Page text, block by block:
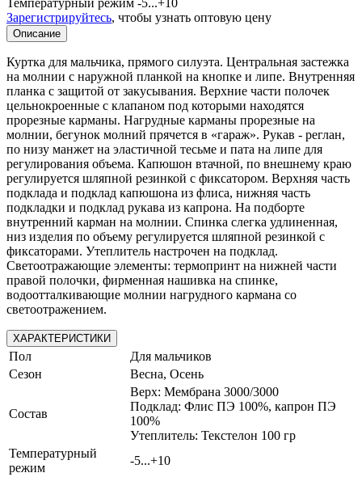
Зарегистрируйтесь, чтобы узнать оптовую цену
Описание
Куртка для мальчика, прямого силуэта. Центральная застежка
на молнии с наружной планкой на кнопке и липе. Внутренняя
планка с защитой от закусывания. Верхние части полочек
цельнокроенные с клапаном под которыми находятся
прорезные карманы. Нагрудные карманы прорезные на
молнии, бегунок молний прячется в «гараж». Рукав - реглан,
по низу манжет на эластичной тесьме и пата на липе для
регулирования объема. Капюшон втачной, по внешнему краю
регулируется шляпной резинкой с фиксатором. Верхняя часть
подклада и подклад капюшона из флиса, нижняя часть
подкладки и подклад рукава из капрона. На подборте
внутренний карман на молнии. Спинка слегка удлиненная,
низ изделия по объему регулируется шляпной резинкой с
фиксаторами. Утеплитель настрочен на подклад.
Светоотражающие элементы: термопринт на нижней части
правой полочки, фирменная нашивка на спинке,
водоотталкивающие молнии нагрудного кармана со
светоотражением.
ХАРАКТЕРИСТИКИ
Пол
Для мальчиков
Сезон
Весна, Осень
Состав
Верх: Мембрана 3000/3000
Подклад: Флис ПЭ 100%, капрон ПЭ
100%
Утеплитель: Текстелон 100 гр
Температурный
режим
-5...+10